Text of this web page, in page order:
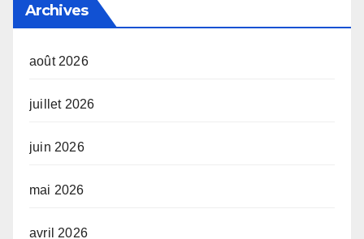
Archives
août 2026
juillet 2026
juin 2026
mai 2026
avril 2026